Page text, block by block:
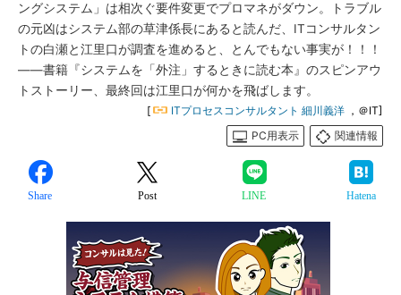
ングシステム」は相次ぐ要件変更でプロマネがダウン。トラブル
の元凶はシステム部の草津係長にあると読んだ、ITコンサルタン
トの白瀬と江里口が調査を進めると、とんでもない事実が！！！
――書籍『システムを「外注」するときに読む本』のスピンアウ
トストーリー、最終回は江里口が何かを飛ばします。
[ ITプロセスコンサルタント 細川義洋 ，＠IT]
PC用表示
関連情報
Share Post LINE Hatena